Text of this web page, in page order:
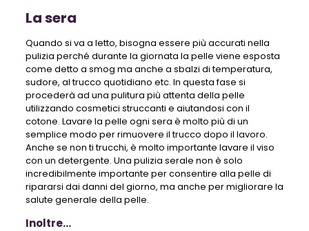
La sera
Quando si va a letto, bisogna essere più accurati nella
pulizia perché durante la giornata la pelle viene esposta
come detto a smog ma anche a sbalzi di temperatura,
sudore, al trucco quotidiano etc. In questa fase si
procederà ad una pulitura più attenta della pelle
utilizzando cosmetici struccanti e aiutandosi con il
cotone. Lavare la pelle ogni sera è molto più di un
semplice modo per rimuovere il trucco dopo il lavoro.
Anche se non ti trucchi, è molto importante lavare il ​​viso
con un detergente. Una pulizia serale non è solo
incredibilmente importante per consentire alla pelle di
ripararsi dai danni del giorno, ma anche per migliorare la
salute generale della pelle.
Inoltre…